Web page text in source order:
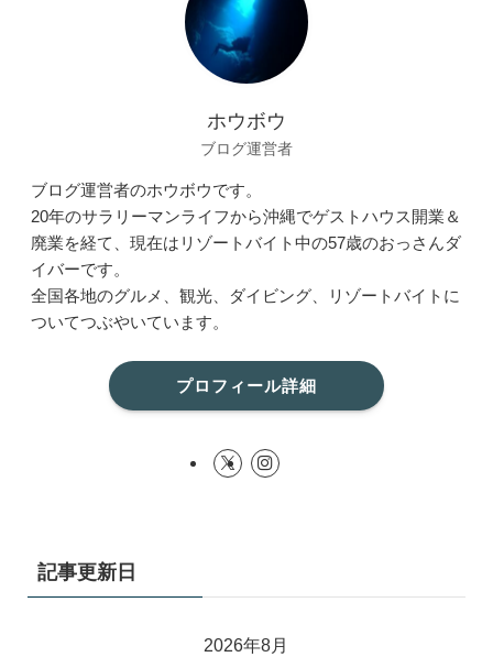
ホウボウ
ブログ運営者
ブログ運営者のホウボウです。
20年のサラリーマンライフから沖縄でゲストハウス開業＆
廃業を経て、現在はリゾートバイト中の57歳のおっさんダ
イバーです。
全国各地のグルメ、観光、ダイビング、リゾートバイトに
ついてつぶやいています。
プロフィール詳細
記事更新日
2026年8月